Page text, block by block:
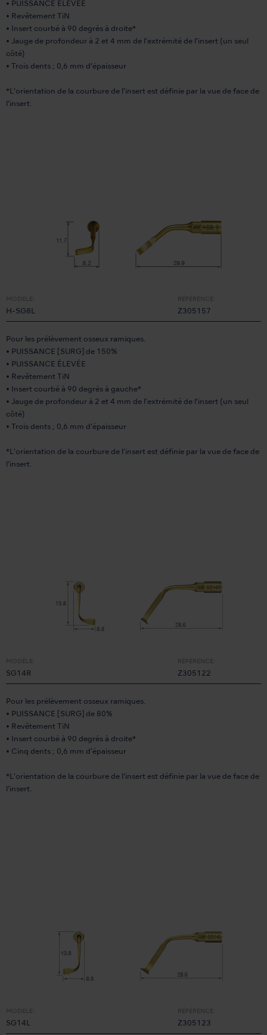
• PUISSANCE ÉLEVÉE
• Revêtement TiN
• Insert courbé à 90 degrés à droite*
• Jauge de profondeur à 2 et 4 mm de l’extrémité de l’insert (un seul
côté)
• Trois dents ; 0,6 mm d’épaisseur
*L’orientation de la courbure de l’insert est définie par la vue de face de
l’insert.
MODÈLE:
H-SG8L
RÉFÉRENCE:
Z305157
Pour les prélèvement osseux ramiques.
• PUISSANCE [SURG] de 150%
• PUISSANCE ÉLEVÉE
• Revêtement TiN
• Insert courbé à 90 degrés à gauche*
• Jauge de profondeur à 2 et 4 mm de l’extrémité de l’insert (un seul
côté)
• Trois dents ; 0,6 mm d’épaisseur
*L’orientation de la courbure de l’insert est définie par la vue de face de
l’insert.
MODÈLE:
SG14R
RÉFÉRENCE:
Z305122
Pour les prélèvement osseux ramiques.
• PUISSANCE [SURG] de 80%
• Revêtement TiN
• Insert courbé à 90 degrés à droite*
• Cinq dents ; 0,6 mm d’épaisseur
*L’orientation de la courbure de l’insert est définie par la vue de face de
l’insert.
MODÈLE:
SG14L
RÉFÉRENCE:
Z305123